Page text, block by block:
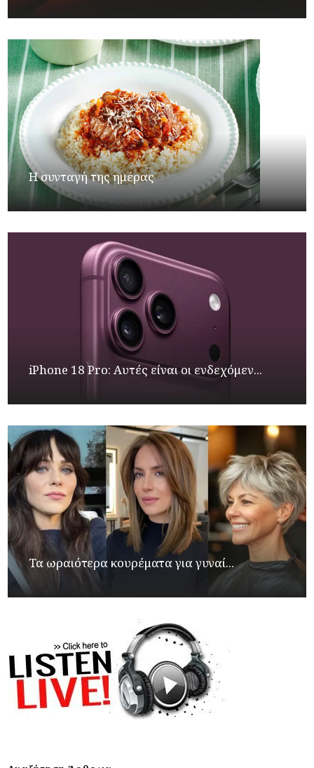
Η συνταγή της ημέρας
iPhone 18 Pro: Αυτές είναι οι ενδεχόμεν...
Τα ωραιότερα κουρέματα για γυναί...